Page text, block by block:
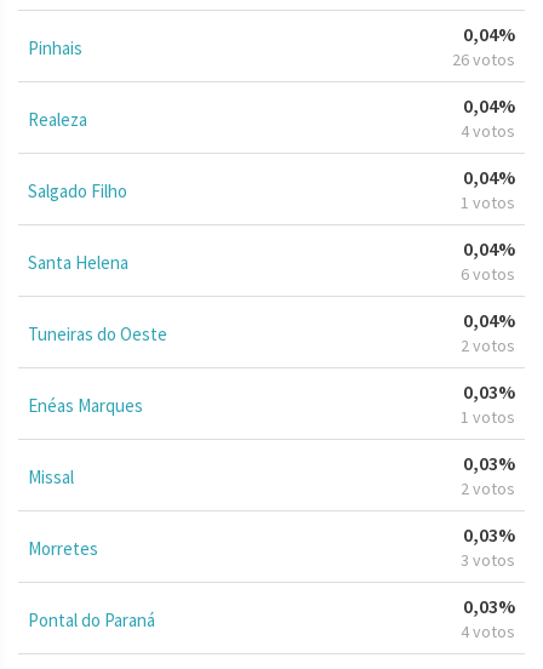
Pinhais
0,04%
26 votos
Realeza
0,04%
4 votos
Salgado Filho
0,04%
1 votos
Santa Helena
0,04%
6 votos
Tuneiras do Oeste
0,04%
2 votos
Enéas Marques
0,03%
1 votos
Missal
0,03%
2 votos
Morretes
0,03%
3 votos
Pontal do Paraná
0,03%
4 votos